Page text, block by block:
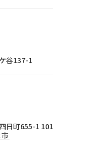
谷137-1
四日町655-1 101